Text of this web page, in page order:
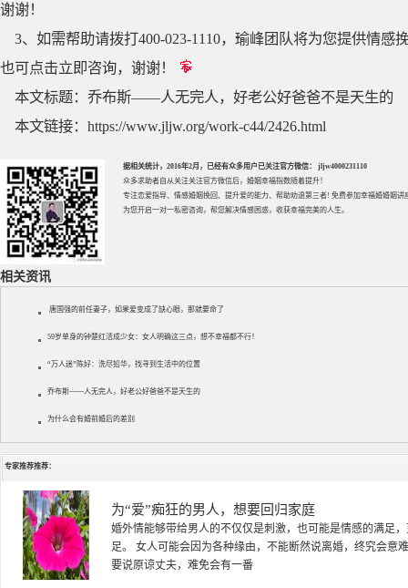
谢谢！
3、如需帮助请拨打400-023-1110，瑜峰团队将为您提供情
也可点击立即咨询，谢谢！
本文标题： 乔布斯——人无完人，好老公好爸爸不是天生的
本文链接： https://www.jljw.org/work-c44/2426.html
据相关统计，2016年2月，已经有众多用户已关注官方微信： jljw4000231110
众多求助者自从关注关注官方微信后，婚姻幸福指数随着提升！
专注恋爱指导、 情感婚姻挽回 、提升爱的能力、帮助劝退第三者! 免费参加幸福婚婚姻讲
为您开启一对一私密咨询，帮您解决情感困惑，收获幸福完美的人生。
相关资讯
唐国强的前任妻子，如果爱变成了缺心眼，那就要命了
59岁单身的钟楚红活成少女：女人明确这三点，想不幸福都不行！
“万人迷”陈好：洗尽铅华，找寻到生活中的位置
乔布斯——人无完人，好老公好爸爸不是天生的
为什么会有婚前婚后的差别
专家推荐推荐：
徐珞棋
徐珞棋，婚姻家庭咨询师，毕业于重庆师范大学心理学专业
多年，对婚姻情感分析、恋爱择偶、夫妻关系，情感挽回、
千小时，积累了丰富的咨